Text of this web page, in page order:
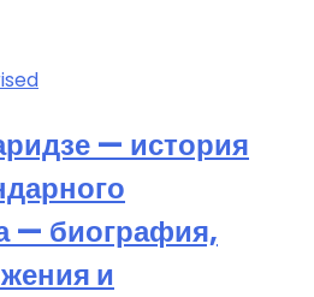
— история
— биография,
и